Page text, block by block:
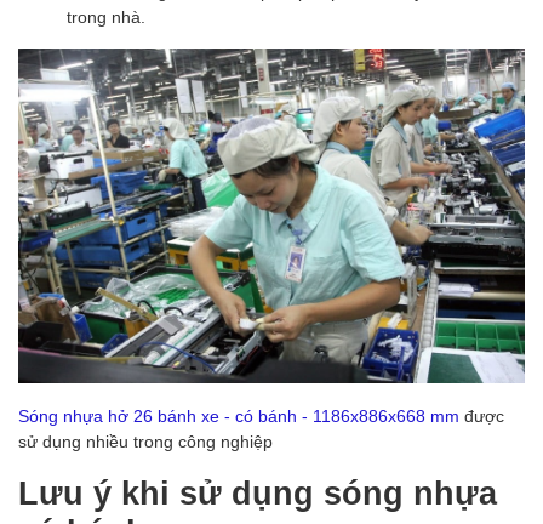
trong nhà.
Sóng nhựa hở 26 bánh xe - có bánh - 1186x886x668 mm được
sử dụng nhiều trong công nghiệp
Lưu ý khi sử dụng sóng nhựa